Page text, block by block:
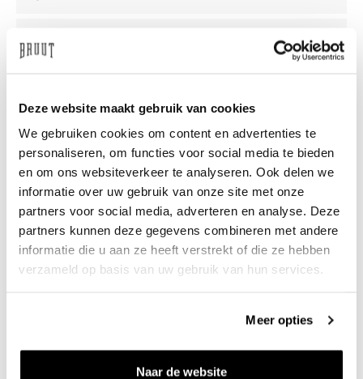
Deze website maakt gebruik van cookies
We gebruiken cookies om content en advertenties te
personaliseren, om functies voor social media te bieden
en om ons websiteverkeer te analyseren. Ook delen we
informatie over uw gebruik van onze site met onze
partners voor social media, adverteren en analyse. Deze
partners kunnen deze gegevens combineren met andere
informatie die u aan ze heeft verstrekt of die ze hebben
verzameld op basis van uw gebruik van hun services.
Meer opties
Naar de website
Brauchen Sie Hilfe?Wir helfen Ihnen gerne
weiter
info@bruut.nl Live-Chat Whatsapp
Über dieses Produkt
Versand und Rückgabe